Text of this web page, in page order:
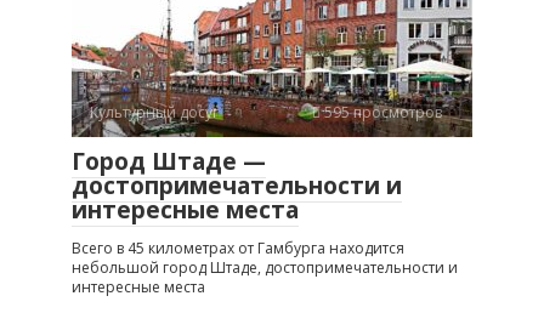
Культурный досуг 595 просмотров
Город Штаде —
достопримечательности и
интересные места
Всего в 45 километрах от Гамбурга находится
небольшой город Штаде, достопримечательности и
интересные места